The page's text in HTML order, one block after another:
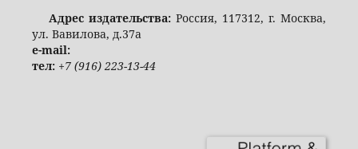
Адрес издательства: Россия, 117312, г. Москва,
ул. Вавилова, д.37а
e-mail:
тел: +7 (916) 223-13-44